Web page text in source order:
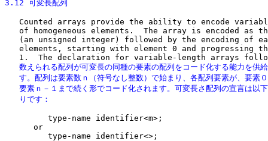
3.12 可変長配列
Counted arrays provide the ability to encode
of homogeneous elements.  The array is encoded as
(an unsigned integer) followed by the encoding of
elements, starting with element 0 and progressing
数えられる配列が可変長の同種の要素の配列をコード化する能力を供
す。配列は要素数ｎ（符号なし整数）で始まり、各配列要素が、要素
要素ｎ－１まで続く形でコード化されます。可変長さ配列の宣言は以
   りです：
         type-name identifier<m>;
      or
         type-name identifier<>;